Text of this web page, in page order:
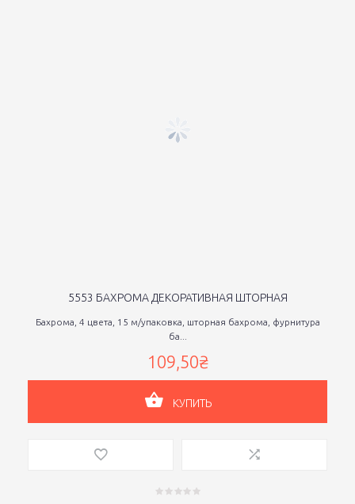
5553 БАХРОМА ДЕКОРАТИВНАЯ ШТОРНАЯ
Бахрома, 4 цвета, 15 м/упаковка, шторная бахрома, фурнитура
ба...
109,50₴
КУПИТЬ